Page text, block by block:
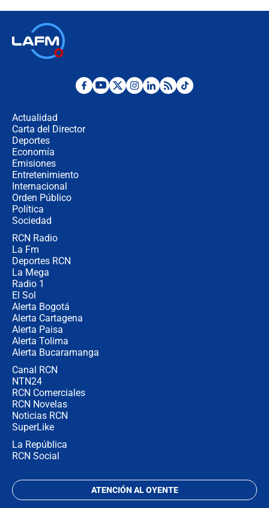
Desde dermatitis hasta infecciones:
Actualidad
Carta del Director
Deportes
Economía
Emisiones
Entretenimiento
Internacional
Orden Público
Política
Sociedad
RCN Radio
La Fm
Deportes RCN
La Mega
Radio 1
El Sol
Alerta Bogotá
Alerta Cartagena
Alerta Paisa
Alerta Tolima
Alerta Bucaramanga
Canal RCN
NTN24
RCN Comerciales
RCN Novelas
Noticias RCN
SuperLike
La República
RCN Social
ATENCIÓN AL OYENTE